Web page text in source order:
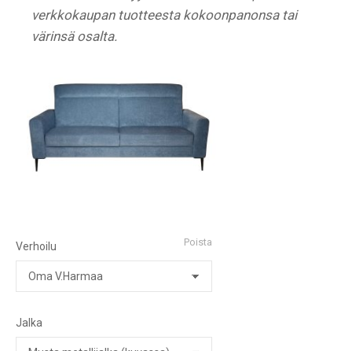
verkkokaupan tuotteesta kokoonpanonsa tai
värinsä osalta.
Verhoilu
Jalka
Poista